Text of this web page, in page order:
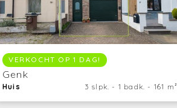
VERKOCHT OP 1 DAG!
Genk
Huis 3 slpk. - 1 badk. - 161 m²